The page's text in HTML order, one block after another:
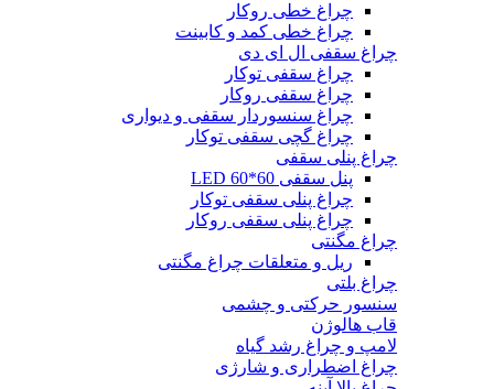
چراغ خطی روکار
چراغ خطی کمد و کابینت
چراغ سقفی ال ای دی
چراغ سقفی توکار
چراغ سقفی روکار
چراغ سنسوردار سقفی و دیواری
چراغ گچی سقفی توکار
چراغ پنلی سقفی
پنل سقفی 60*60 LED
چراغ پنلی سقفی توکار
چراغ پنلی سقفی روکار
چراغ مگنتی
ریل و متعلقات چراغ مگنتی
چراغ بلتی
سنسور حرکتی و چشمی
قاب هالوژن
لامپ و چراغ رشد گیاه
چراغ اضطراری و شارژی